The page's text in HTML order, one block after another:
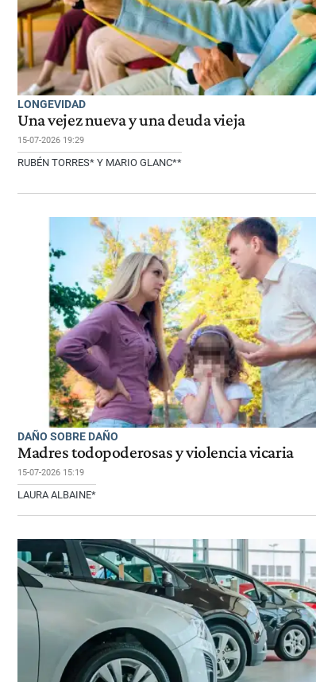
LONGEVIDAD
Una vejez nueva y una deuda vieja
15-07-2026 19:29
RUBÉN TORRES* Y MARIO GLANC**
DAÑO SOBRE DAÑO
Madres todopoderosas y violencia vicaria
15-07-2026 15:19
LAURA ALBAINE*